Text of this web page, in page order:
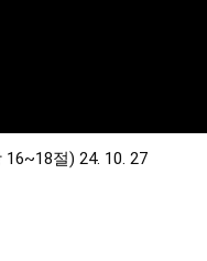
절) 24. 10. 27